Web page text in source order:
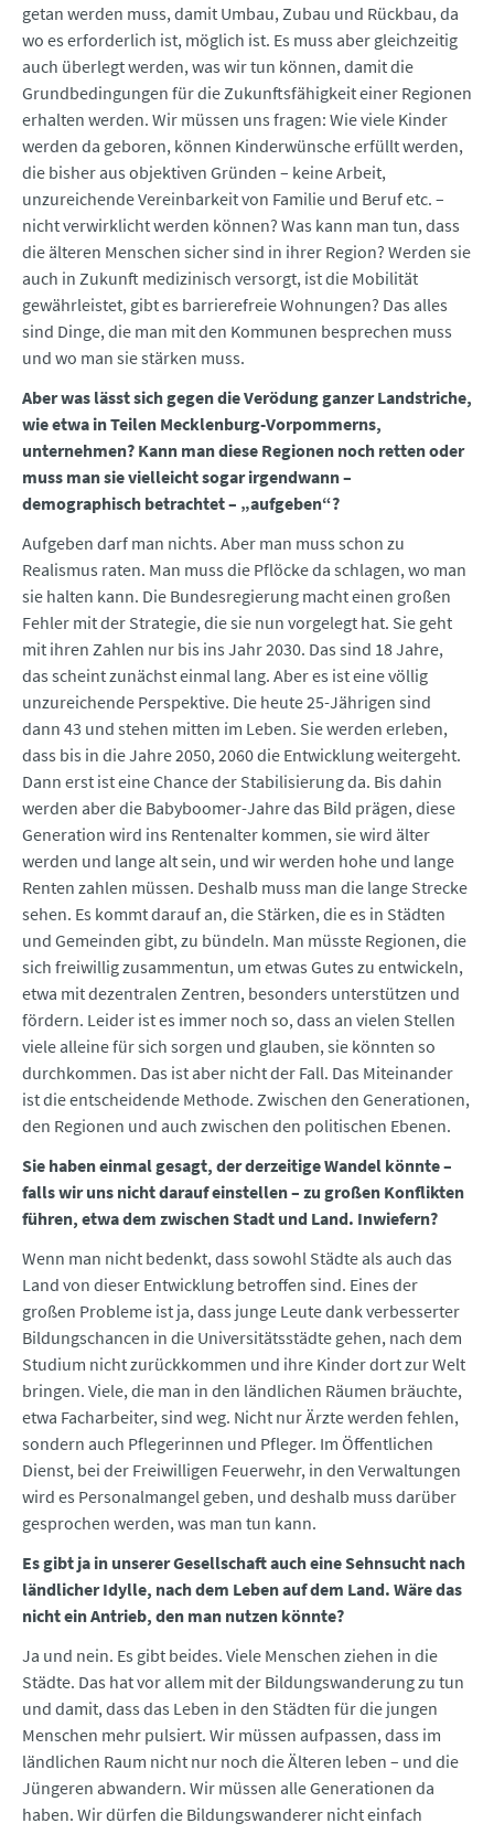
getan werden muss, damit Umbau, Zubau und Rückbau, da
wo es erforderlich ist, möglich ist. Es muss aber gleichzeitig
auch überlegt werden, was wir tun können, damit die
Grundbedingungen für die Zukunftsfähigkeit einer Regionen
erhalten werden. Wir müssen uns fragen: Wie viele Kinder
werden da geboren, können Kinderwünsche erfüllt werden,
die bisher aus objektiven Gründen – keine Arbeit,
unzureichende Vereinbarkeit von Familie und Beruf etc. –
nicht verwirklicht werden können? Was kann man tun, dass
die älteren Menschen sicher sind in ihrer Region? Werden sie
auch in Zukunft medizinisch versorgt, ist die Mobilität
gewährleistet, gibt es barrierefreie Wohnungen? Das alles
sind Dinge, die man mit den Kommunen besprechen muss
und wo man sie stärken muss.
Aber was lässt sich gegen die Verödung ganzer Landstriche,
wie etwa in Teilen Mecklenburg-Vorpommerns,
unternehmen? Kann man diese Regionen noch retten oder
muss man sie vielleicht sogar irgendwann –
demographisch betrachtet – „aufgeben“?
Aufgeben darf man nichts. Aber man muss schon zu
Realismus raten. Man muss die Pflöcke da schlagen, wo man
sie halten kann. Die Bundesregierung macht einen großen
Fehler mit der Strategie, die sie nun vorgelegt hat. Sie geht
mit ihren Zahlen nur bis ins Jahr 2030. Das sind 18 Jahre,
das scheint zunächst einmal lang. Aber es ist eine völlig
unzureichende Perspektive. Die heute 25-Jährigen sind
dann 43 und stehen mitten im Leben. Sie werden erleben,
dass bis in die Jahre 2050, 2060 die Entwicklung weitergeht.
Dann erst ist eine Chance der Stabilisierung da. Bis dahin
werden aber die Babyboomer-Jahre das Bild prägen, diese
Generation wird ins Rentenalter kommen, sie wird älter
werden und lange alt sein, und wir werden hohe und lange
Renten zahlen müssen. Deshalb muss man die lange Strecke
sehen. Es kommt darauf an, die Stärken, die es in Städten
und Gemeinden gibt, zu bündeln. Man müsste Regionen, die
sich freiwillig zusammentun, um etwas Gutes zu entwickeln,
etwa mit dezentralen Zentren, besonders unterstützen und
fördern. Leider ist es immer noch so, dass an vielen Stellen
viele alleine für sich sorgen und glauben, sie könnten so
durchkommen. Das ist aber nicht der Fall. Das Miteinander
ist die entscheidende Methode. Zwischen den Generationen,
den Regionen und auch zwischen den politischen Ebenen.
Sie haben einmal gesagt, der derzeitige Wandel könnte –
falls wir uns nicht darauf einstellen – zu großen Konflikten
führen, etwa dem zwischen Stadt und Land. Inwiefern?
Wenn man nicht bedenkt, dass sowohl Städte als auch das
Land von dieser Entwicklung betroffen sind. Eines der
großen Probleme ist ja, dass junge Leute dank verbesserter
Bildungschancen in die Universitätsstädte gehen, nach dem
Studium nicht zurückkommen und ihre Kinder dort zur Welt
bringen. Viele, die man in den ländlichen Räumen bräuchte,
etwa Facharbeiter, sind weg. Nicht nur Ärzte werden fehlen,
sondern auch Pflegerinnen und Pfleger. Im Öffentlichen
Dienst, bei der Freiwilligen Feuerwehr, in den Verwaltungen
wird es Personalmangel geben, und deshalb muss darüber
gesprochen werden, was man tun kann.
Es gibt ja in unserer Gesellschaft auch eine Sehnsucht nach
ländlicher Idylle, nach dem Leben auf dem Land. Wäre das
nicht ein Antrieb, den man nutzen könnte?
Ja und nein. Es gibt beides. Viele Menschen ziehen in die
Städte. Das hat vor allem mit der Bildungswanderung zu tun
und damit, dass das Leben in den Städten für die jungen
Menschen mehr pulsiert. Wir müssen aufpassen, dass im
ländlichen Raum nicht nur noch die Älteren leben – und die
Jüngeren abwandern. Wir müssen alle Generationen da
haben. Wir dürfen die Bildungswanderer nicht einfach